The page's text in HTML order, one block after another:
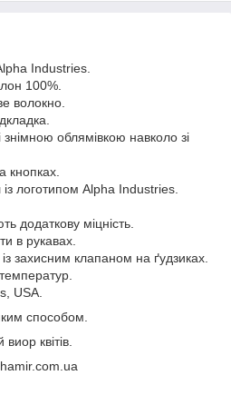
Industries.
100%.
волокно.
облямівкою навколо зі
кнопках.
логотипом Alpha Industries.
додаткову міцність.
в рукавах.
захисним клапаном на ґудзиках.
USA.
способом.
квітів.